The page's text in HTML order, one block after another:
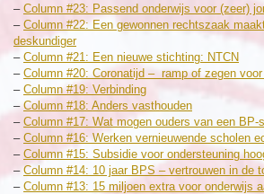
– Column #23: Passend onderwijs voor (zeer)
– Column #22: Een gewonnen rechtszaak
deskundiger
– Column #21: Een nieuwe stichting: NTCN
– Column #20: Coronatijd – ramp of zegen
– Column #19: Verbinding
– Column #18: Anders vasthouden
– Column #17: Wat mogen ouders van een BP-
– Column #16: Werken vernieuwende scholen
– Column #15: Subsidie voor ondersteuning
– Column #14: 10 jaar BPS – vertrouwen in de
– Column #13: 15 miljoen extra voor onderwijs